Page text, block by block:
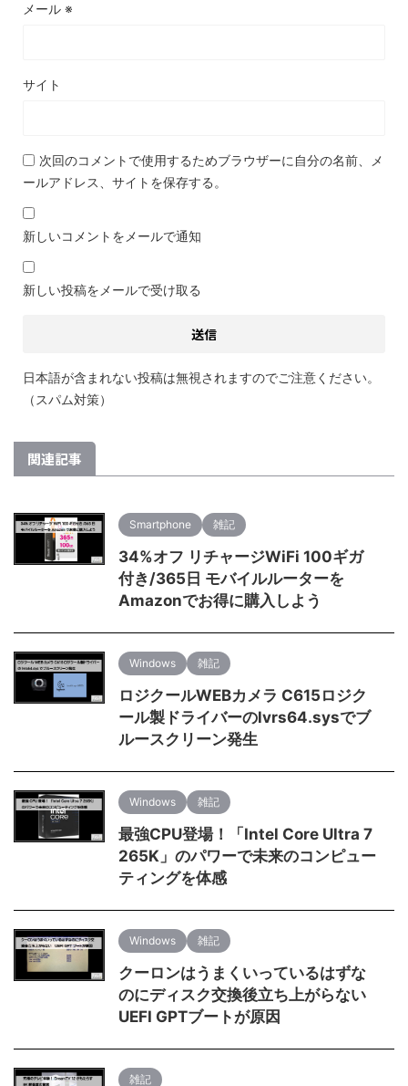
メール ※
サイト
次回のコメントで使用するためブラウザーに自分の名前、メ
ールアドレス、サイトを保存する。
新しいコメントをメールで通知
新しい投稿をメールで受け取る
日本語が含まれない投稿は無視されますのでご注意ください。
（スパム対策）
関連記事
Smartphone 雑記
34%オフ リチャージWiFi 100ギガ
付き/365日 モバイルルーターを
Amazonでお得に購入しよう
Windows 雑記
ロジクールWEBカメラ C615ロジク
ール製ドライバーのlvrs64.sysでブ
ルースクリーン発生
Windows 雑記
最強CPU登場！「Intel Core Ultra 7
265K」のパワーで未来のコンピュー
ティングを体感
Windows 雑記
クーロンはうまくいっているはずな
のにディスク交換後立ち上がらない
UEFI GPTブートが原因
雑記